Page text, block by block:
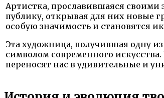
Артистка, прославившаяся
публику, открывая для них новые
особую значимость и становятся
Эта художница, получившая одну
символом современного
переносят нас в удивительные и